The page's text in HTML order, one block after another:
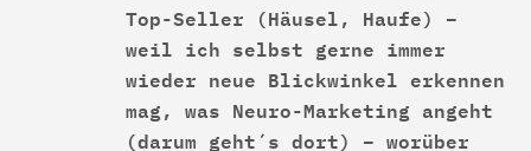
Top-Seller (Häusel, Haufe) –
weil ich selbst gerne immer
wieder neue Blickwinkel erkennen
mag, was Neuro-Marketing angeht
(darum geht´s dort) – worüber